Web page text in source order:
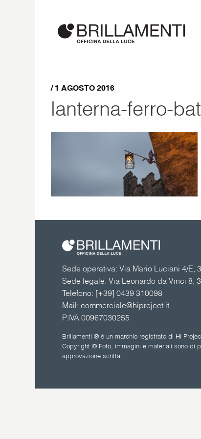
/ 1 AGOSTO 2016
lanterna-ferro-
Sede operativa: Via Mario Luciani 4/E,
Sede legale: Via Leonardo da Vinci 8,
Telefono: [+39] 0439 310098
Mail: commerciale@hiproject.it
P.IVA 00967030255
Brillamenti ® è un marchio registrato di Hi
Copyright © Foto, immagini e materiali sono di
approvazione scritta.